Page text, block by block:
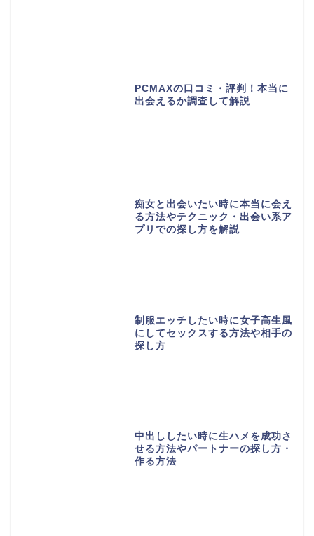
PCMAXの口コミ・評判！本当に
出会えるか調査して解説
痴女と出会いたい時に本当に会え
る方法やテクニック・出会い系ア
プリでの探し方を解説
制服エッチしたい時に女子高生風
にしてセックスする方法や相手の
探し方
中出ししたい時に生ハメを成功さ
せる方法やパートナーの探し方・
作る方法